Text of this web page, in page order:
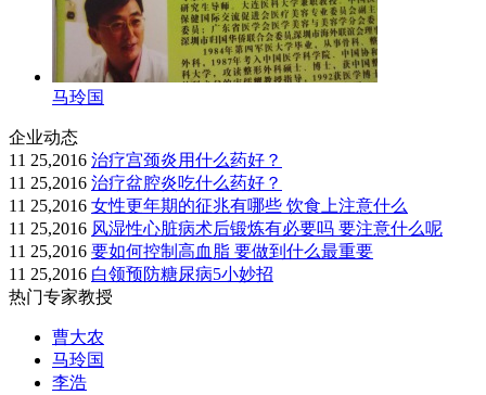
马玲国
企业动态
11 25,2016 治疗宫颈炎用什么药好？
11 25,2016 治疗盆腔炎吃什么药好？
11 25,2016 女性更年期的征兆有哪些 饮食上注意什么
11 25,2016 风湿性心脏病术后锻炼有必要吗 要注意什么呢
11 25,2016 要如何控制高血脂 要做到什么最重要
11 25,2016 白领预防糖尿病5小妙招
热门专家教授
曹大农
马玲国
李浩